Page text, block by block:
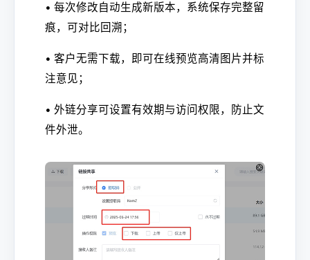
• 每次修改自动生成新版本，系统保存完整留
痕，可对比回溯；
• 客户无需下载，即可在线预览高清图片并标
注意见；
• 外链分享可设置有效期与访问权限，防止文
件外泄。